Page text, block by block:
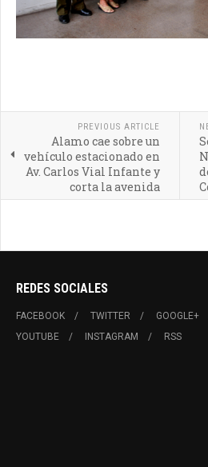
PREVIOUS ARTICLE
Alamo cae sobre un
vehículo estacionado en
Av. Carlos Vial Infante y
corta la avenida
REDES SOCIALES
FACEBOOK TWITTER GOOGLE+
YOUTUBE
INSTAGRAM RSS